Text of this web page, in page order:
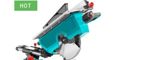
HOT